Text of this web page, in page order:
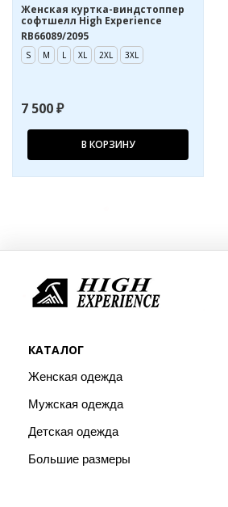
Женская куртка-виндстоппер
софтшелл High Experience
RB66089/2095
S M L XL 2XL 3XL
7 500 ₽
В КОРЗИНУ
КАТАЛОГ
Женская одежда
Мужская одежда
Детская одежда
Большие размеры